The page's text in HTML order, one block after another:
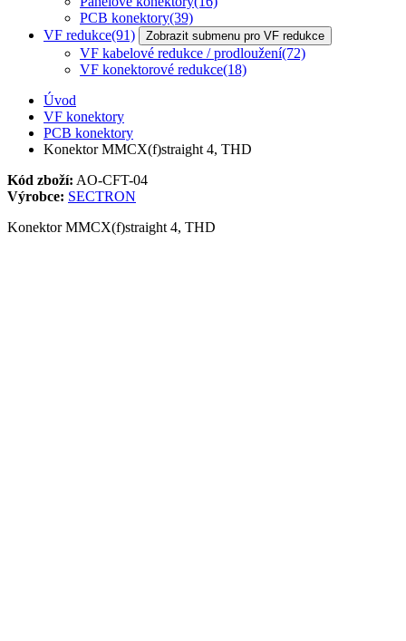
PCB konektory(39)
VF redukce(91) Zobrazit submenu pro VF redukce
VF kabelové redukce / prodloužení(72)
VF konektorové redukce(18)
Úvod
VF konektory
PCB konektory
Konektor MMCX(f)straight 4, THD
Kód zboží: AO-CFT-04
Výrobce: SECTRON
Konektor MMCX(f)straight 4, THD